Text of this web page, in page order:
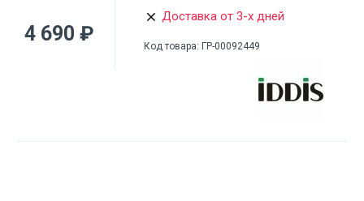
4 690 ₽
Доставка от 3-х дней
Код товара: ГР-00092449